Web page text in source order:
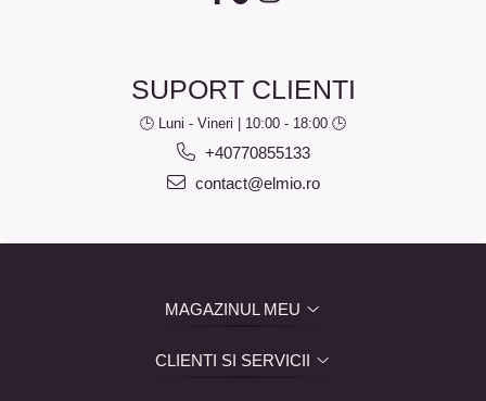
SUPORT CLIENTI
🕒 Luni - Vineri | 10:00 - 18:00 🕒
+40770855133
contact@elmio.ro
MAGAZINUL MEU
CLIENTI SI SERVICII